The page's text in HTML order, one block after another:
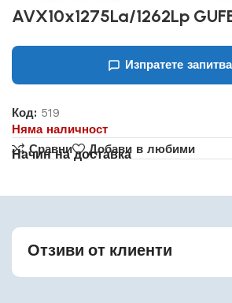
AVX10x1275La/1262Lp
Изпратете
Код: 519
Няма наличност
Сравни
Добави в любими
Начин на доставка
Отзиви от клиенти